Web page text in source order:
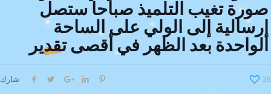
صورة تغيب التلميذ صباحا ستصل
إرسالية إلى الولي على الساحة
الواحدة بعد الظهر في أقصى تقدير
شارك 28